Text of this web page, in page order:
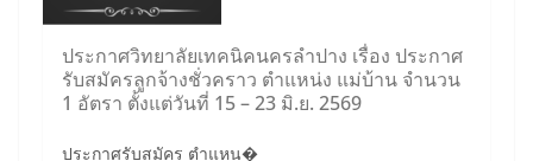
ประกาศวิทยาลัยเทคนิคนครลำปาง เรื่อง ประกาศ
รับสมัครลูกจ้างชั่วคราว ตำแหน่ง แม่บ้าน จำนวน
1 อัตรา ตั้งแต่วันที่ 15 – 23 มิ.ย. 2569
ประกาศรับสมัคร ตำแหน�